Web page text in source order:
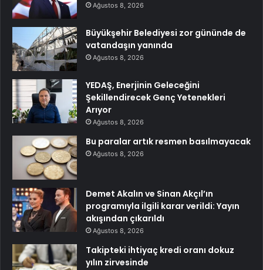
Ağustos 8, 2026
Büyükşehir Belediyesi zor gününde de
vatandaşın yanında
Ağustos 8, 2026
YEDAŞ, Enerjinin Geleceğini
Şekillendirecek Genç Yetenekleri
Arıyor
Ağustos 8, 2026
Bu paralar artık resmen basılmayacak
Ağustos 8, 2026
Demet Akalın ve Sinan Akçıl’ın
programıyla ilgili karar verildi: Yayın
akışından çıkarıldı
Ağustos 8, 2026
Takipteki ihtiyaç kredi oranı dokuz
yılın zirvesinde